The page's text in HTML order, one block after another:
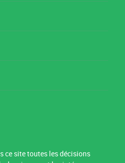
ce site toutes les décisions